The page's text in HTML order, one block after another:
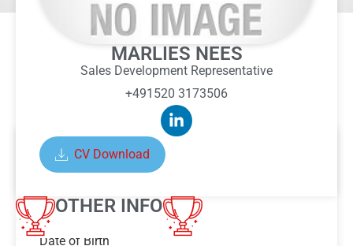
MARLIES NEES
Sales Development Representative
+491520 3173506
CV Download
OTHER INFO
ABOUT MARLIES NEES
Date of Birth